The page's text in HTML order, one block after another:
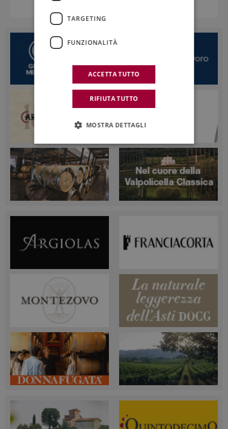
TARGETING
FUNZIONALITÀ
ACCETTA TUTTO
RIFIUTA TUTTO
MOSTRA DETTAGLI